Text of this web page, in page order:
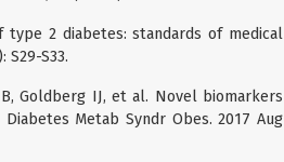
type 2 diabetes: standards of medical
S29-S33.
B, Goldberg IJ, et al. Novel biomarkers
Metab Syndr Obes. 2017 Aug